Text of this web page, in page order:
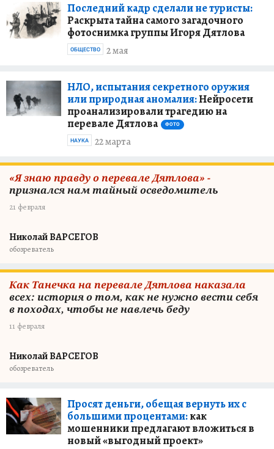
Последний кадр сделали не туристы:
Раскрыта тайна самого загадочного
фотоснимка группы Игоря Дятлова
2 мая
ОБЩЕСТВО
НЛО, испытания секретного оружия
или природная аномалия:Нейросети
проанализировали трагедию на
перевале Дятлова
ФОТО
22 марта
НАУКА
«Я знаю правду о перевале Дятлова» -
признался нам тайный осведомитель
21 февраля
Николай ВАРСЕГОВ
обозреватель
Как Танечка на перевале Дятлова наказала
всех: история о том, как не нужно вести себя
в походах, чтобы не навлечь беду
11 февраля
Николай ВАРСЕГОВ
обозреватель
Просят деньги, обещая вернуть их с
большими процентами:как
мошенники предлагают вложиться в
новый «выгодный проект»